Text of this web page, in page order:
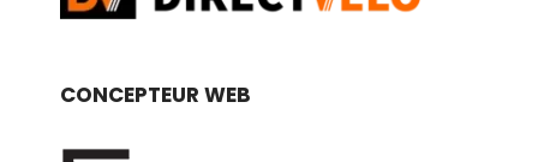
CONCEPTEUR WEB